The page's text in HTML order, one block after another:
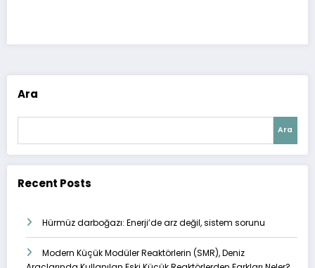
Ara
Ara
Recent Posts
Hürmüz darboğazı: Enerji’de arz değil, sistem sorunu
Modern Küçük Modüler Reaktörlerin (SMR), Deniz